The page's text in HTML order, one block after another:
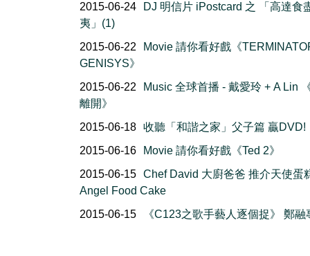
2015-06-24
DJ 明信片 iPostcard 之 「高達食
夷」(1)
2015-06-22
Movie 請你看好戲《
GENISYS》
2015-06-22
Music 全球首播 - 戴愛玲 + A Lin
離開》
2015-06-18 收聽「和諧之家」父子篇 贏DVD!
2015-06-16
Movie 請你看好戲《Ted 2》
2015-06-15 Chef David 大廚爸爸 推介天使蛋
Angel Food Cake
2015-06-15
《C123之歌手藝人逐個捉》 鄭融